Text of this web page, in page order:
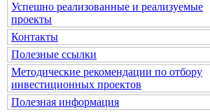
Успешно реализованные и реализуемые
проекты
Контакты
Полезные ссылки
Методические рекомендации по отбору
инвестиционных проектов
Полезная информация